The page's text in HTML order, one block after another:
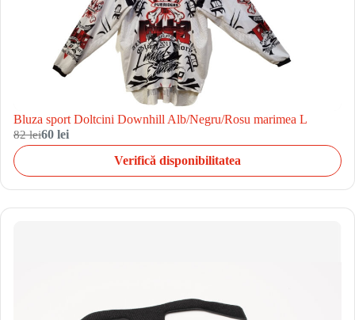
Bluza sport Doltcini Downhill Alb/Negru/Rosu marimea L
82 lei60 lei
Verifică disponibilitatea